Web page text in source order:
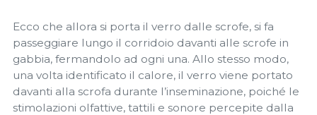
Ecco che allora si porta il verro dalle scrofe, si fa
passeggiare lungo il corridoio davanti alle scrofe in
gabbia, fermandolo ad ogni una. Allo stesso modo,
una volta identificato il calore, il verro viene portato
davanti alla scrofa durante l’inseminazione, poiché le
stimolazioni olfattive, tattili e sonore percepite dalla